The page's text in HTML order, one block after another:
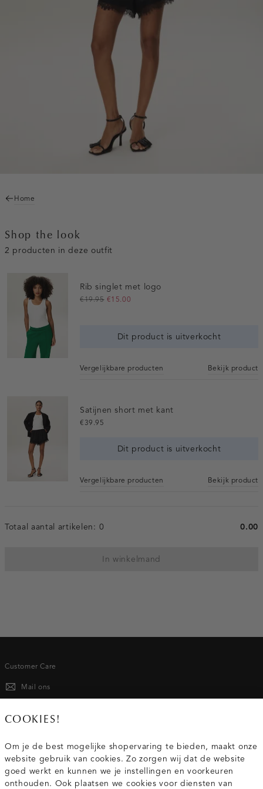
Home
Shop the look
2 producten in deze outfit
Rib singlet met logo
€19.95 €15.00
Dit product is uitverkocht
Vergelijkbare producten Bekijk product
Satijnen short met kant
€39.95
Dit product is uitverkocht
Vergelijkbare producten Bekijk product
Totaal aantal artikelen: 0 0.00
In winkelmand
Customer Care
Mail ons
Service
COOKIES!
Om je de best mogelijke shopervaring te bieden, maakt onze
website gebruik van cookies. Zo zorgen wij dat de website
goed werkt en kunnen we je instellingen en voorkeuren
onthouden. Ook plaatsen we cookies voor diensten van